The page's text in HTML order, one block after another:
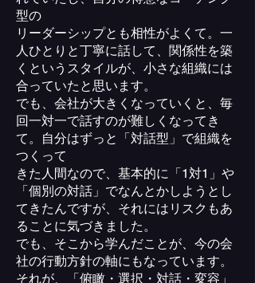
型の
リーダーシップとも相性がよくて。一
人ひとりと丁寧に話して、関係性を築
くというスタイルが、小さな組織には
合っていたと思います。
でも、会社が大きくなっていくと、毎
回一対一で話すのが難しくなってき
て。自分はずっと「対話型」で組織を
つくって
きた人間なので、基本的に「1対1」や
「個別の対話」でなんとかしようとし
てきたんですが、それにはリスクもあ
ることに気づきました。
でも、そこから学んだことが、今の会
社の行動方針の軸にもなっています。
それが、「俯瞰・選択・対話・変容」